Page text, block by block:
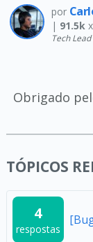
por
| 91.5k
Tech
Obrigado
TÓPICOS
4
respostas